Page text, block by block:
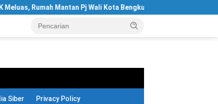
Mantan Pj Wali Kota Bengkulu Digeledah
Siber Privacy Policy